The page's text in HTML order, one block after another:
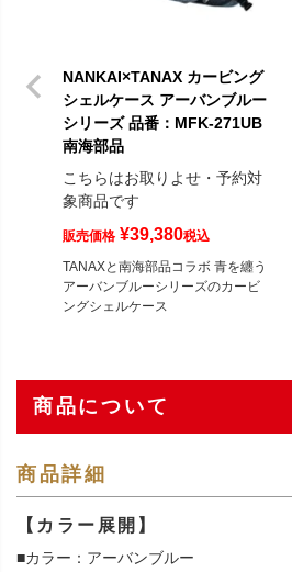
NANKAI×TANAX カービング
シェルケース アーバンブルー
シリーズ 品番：MFK-271UB
南海部品
こちらはお取りよせ・予約対
象商品です
販売価格 ¥39,380税込
TANAXと南海部品コラボ 青を纏う
アーバンブルーシリーズのカービ
ングシェルケース
商品について
商品詳細
【カラー展開】
■カラー：アーバンブルー